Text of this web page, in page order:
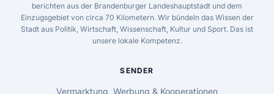
berichten aus der Brandenburger Landeshauptstadt und dem
Einzugsgebiet von circa 70 Kilometern. Wir bündeln das Wissen der
Stadt aus Politik, Wirtschaft, Wissenschaft, Kultur und Sport. Das ist
unsere lokale Kompetenz.
SENDER
Vermarktung, Werbung & Kooperationen